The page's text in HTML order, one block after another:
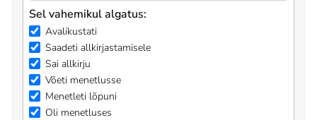
Sel vahemikul algatus:
Avalikustati
Saadeti allkirjastamisele
Sai allkirju
Võeti menetlusse
Menetleti lõpuni
Oli menetluses